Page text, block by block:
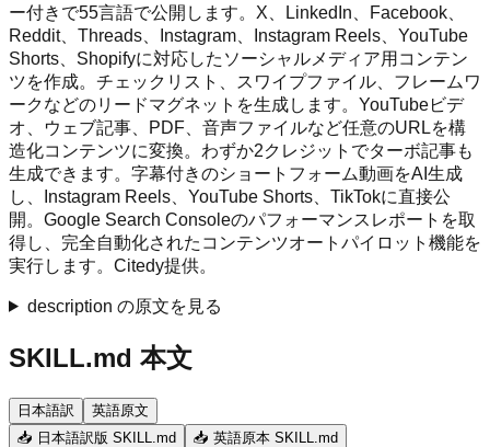
ー付きで55言語で公開します。X、LinkedIn、Facebook、
Reddit、Threads、Instagram、Instagram Reels、YouTube
Shorts、Shopifyに対応したソーシャルメディア用コンテン
ツを作成。チェックリスト、スワイプファイル、フレームワ
ークなどのリードマグネットを生成します。YouTubeビデ
オ、ウェブ記事、PDF、音声ファイルなど任意のURLを構
造化コンテンツに変換。わずか2クレジットでターボ記事も
生成できます。字幕付きのショートフォーム動画をAI生成
し、Instagram Reels、YouTube Shorts、TikTokに直接公
開。Google Search Consoleのパフォーマンスレポートを取
得し、完全自動化されたコンテンツオートパイロット機能を
実行します。Citedy提供。
description の原文を見る
SKILL.md 本文
日本語訳
英語原文
📥 日本語訳版 SKILL.md
📥 英語原本 SKILL.md